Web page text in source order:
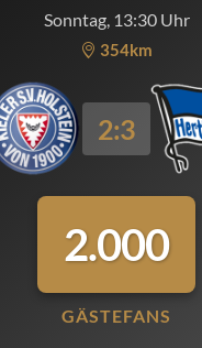
Sonntag, 13:30 Uhr
354km
2:3
2.000
GÄSTEFANS